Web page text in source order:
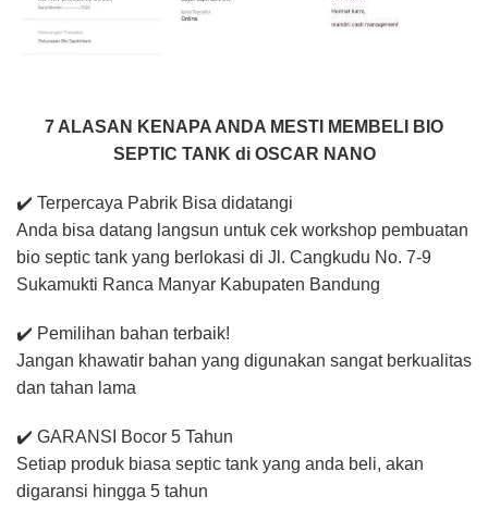
7 ALASAN KENAPA ANDA MESTI MEMBELI BIO
SEPTIC TANK di OSCAR NANO
✔️ Terpercaya Pabrik Bisa didatangi
Anda bisa datang langsun untuk cek workshop pembuatan
bio septic tank yang berlokasi di Jl. Cangkudu No. 7-9
Sukamukti Ranca Manyar Kabupaten Bandung
✔️ Pemilihan bahan terbaik!
Jangan khawatir bahan yang digunakan sangat berkualitas
dan tahan lama
✔️ GARANSI Bocor 5 Tahun
Setiap produk biasa septic tank yang anda beli, akan
digaransi hingga 5 tahun